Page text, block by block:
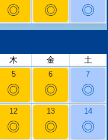
◎ ◎ ◎
木 金 土
5
◎
6
◎
7
◎
12
◎
13
◎
14
◎